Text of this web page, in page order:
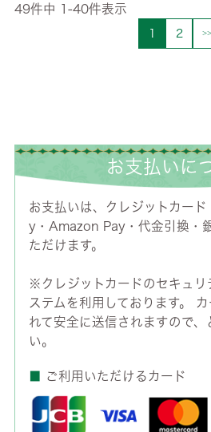
49件中 1 -40件表示
1 2
お支払いに
お支払いは、クレジットカー
y・Amazon Pay・代金引換・
ただけます。
※クレジットカードのセキュリ
ステムを利用しております。
れて安全に送信されますので、
い。
ご利用いただけるカード